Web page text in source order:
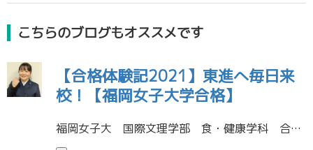
こちらのブログもオススメです
【合格体験記2021】東進へ毎日来
校！【福岡女子大学合格】
福岡女子大 国際文理学部 食・健康学科 合格 活水女子大学 国際文理学部 食・健康学科 合格 中村学園大学 栄養科学部 栄養科学科 合格 森田千絵さん (諌早高等学校 卒業) 受験に役立った勉強法を教えてください。 リス […]